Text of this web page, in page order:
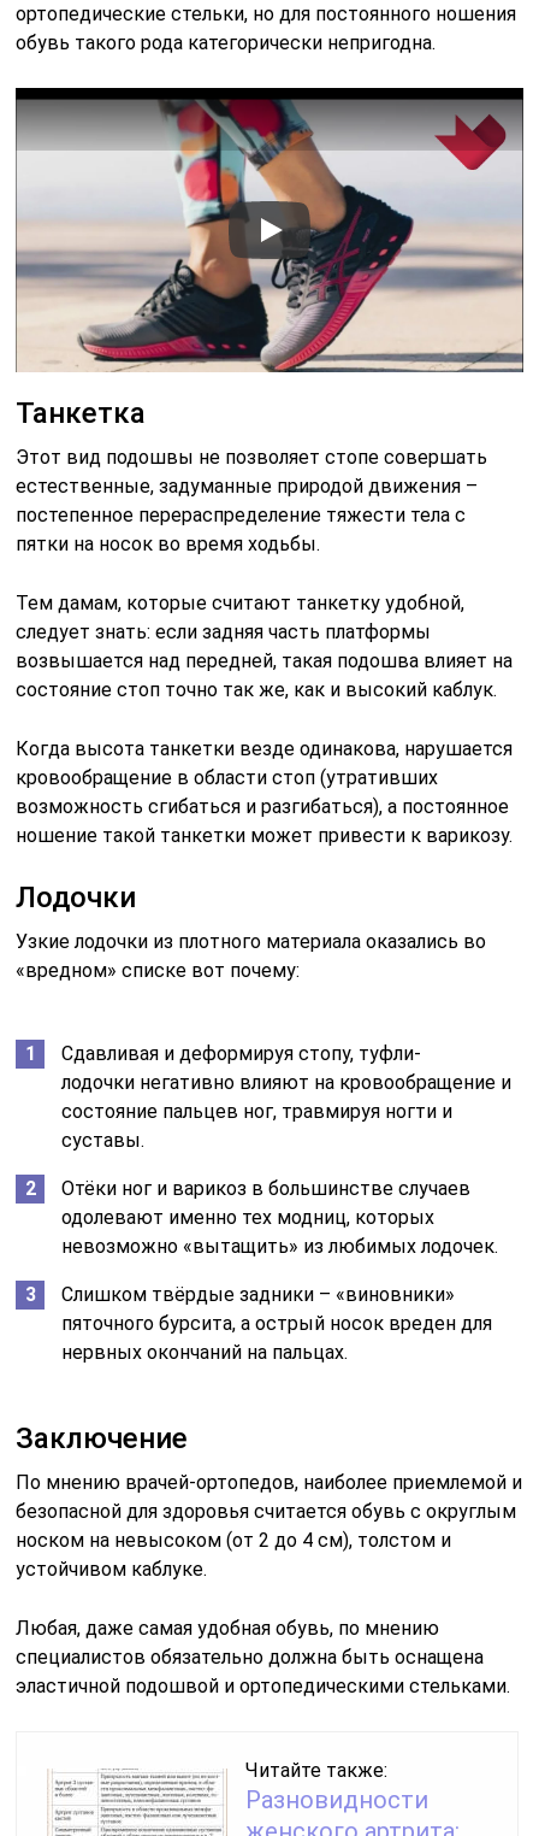
ортопедические стельки, но для постоянного ношения
обувь такого рода категорически непригодна.
Танкетка
Этот вид подошвы не позволяет стопе совершать
естественные, задуманные природой движения –
постепенное перераспределение тяжести тела с
пятки на носок во время ходьбы.
Тем дамам, которые считают танкетку удобной,
следует знать: если задняя часть платформы
возвышается над передней, такая подошва влияет на
состояние стоп точно так же, как и высокий каблук.
Когда высота танкетки везде одинакова, нарушается
кровообращение в области стоп (утративших
возможность сгибаться и разгибаться), а постоянное
ношение такой танкетки может привести к варикозу.
Лодочки
Узкие лодочки из плотного материала оказались во
«вредном» списке вот почему:
Сдавливая и деформируя стопу, туфли-
лодочки негативно влияют на кровообращение и
состояние пальцев ног, травмируя ногти и
суставы.
Отёки ног и варикоз в большинстве случаев
одолевают именно тех модниц, которых
невозможно «вытащить» из любимых лодочек.
Слишком твёрдые задники – «виновники»
пяточного бурсита, а острый носок вреден для
нервных окончаний на пальцах.
Заключение
По мнению врачей-ортопедов, наиболее приемлемой и
безопасной для здоровья считается обувь с округлым
носком на невысоком (от 2 до 4 см), толстом и
устойчивом каблуке.
Любая, даже самая удобная обувь, по мнению
специалистов обязательно должна быть оснащена
эластичной подошвой и ортопедическими стельками.
Читайте также:
Разновидности